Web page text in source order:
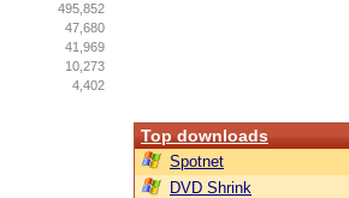
495,852
47,680
41,969
10,273
4,402
Top downloads
Spotnet
DVD Shrink